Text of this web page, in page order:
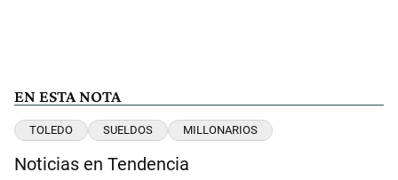
EN ESTA NOTA
TOLEDO SUELDOS MILLONARIOS
Noticias en Tendencia